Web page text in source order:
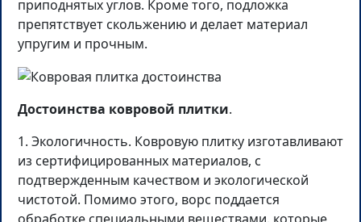
приподнятых углов. Кроме того, подложка
препятствует скольжению и делает материал
упругим и прочным.
Достоинства ковровой плитки.
1. Экологичность. Ковровую плитку изготавливают
из сертифицированных материалов, с
подтвержденным качеством и экологической
чистотой. Помимо этого, ворс поддается